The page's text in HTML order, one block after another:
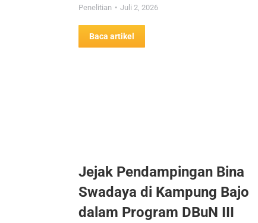
Penelitian Juli 2, 2026
Baca artikel
Jejak Pendampingan Bina
Swadaya di Kampung Bajo
dalam Program DBuN III